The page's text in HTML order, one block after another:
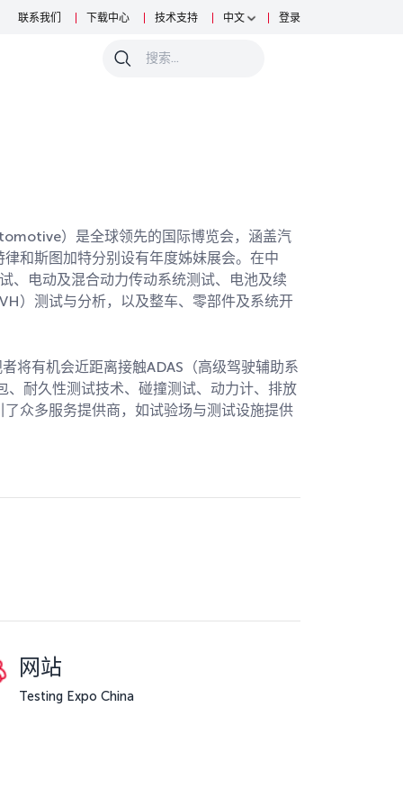
联系我们 下载中心 技术支持 中文 登录
0
）是全球领先的国际博览会，涵盖汽
和斯图加特分别设有年度姊妹展会。在中
、电动及混合动力传动系统测试、电池及续
）测试与分析，以及整车、零部件及系统开
将有机会近距离接触ADAS（高级驾驶辅助系
耐久性测试技术、碰撞测试、动力计、排放
众多服务提供商，如试验场与测试设施提供
网站
Testing Expo China